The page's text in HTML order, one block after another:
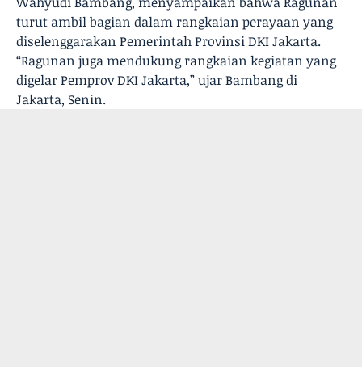
turut ambil bagian dalam rangkaian perayaan yang
diselenggarakan Pemerintah Provinsi DKI Jakarta.
“Ragunan juga mendukung rangkaian kegiatan yang
digelar Pemprov DKI Jakarta,” ujar Bambang di
Jakarta, Senin.